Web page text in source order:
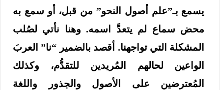
يسمع بـ”علم أصول النحو” من قبل، أو سمع به
محض سماع لم يتعدَّ اسمه. وهنا نأتي لصُلب
المشكلة التي تواجهنا. أقصد بالضمير “نا” العربَ
الواعين لحالهم المُريدين للتقدُّم، وكذلك
المُعترضين على الأصول والجذور واللغة